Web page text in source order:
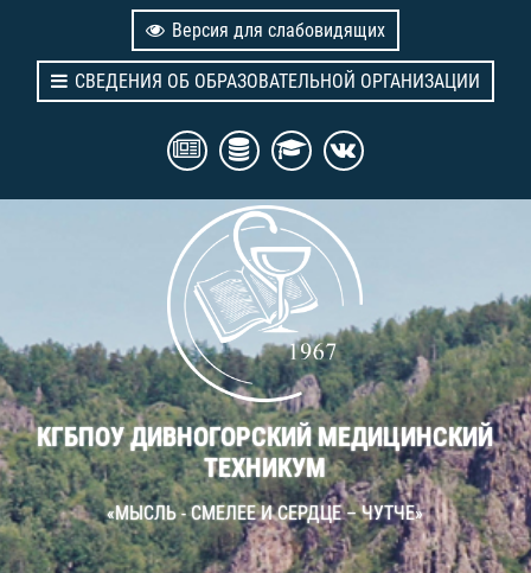
Версия для слабовидящих
СВЕДЕНИЯ ОБ ОБРАЗОВАТЕЛЬНОЙ ОРГАНИЗАЦИИ
КГБПОУ ДИВНОГОРСКИЙ МЕДИЦИНСКИЙ
ТЕХНИКУМ
«МЫСЛЬ - СМЕЛЕЕ И СЕРДЦЕ – ЧУТЧЕ»